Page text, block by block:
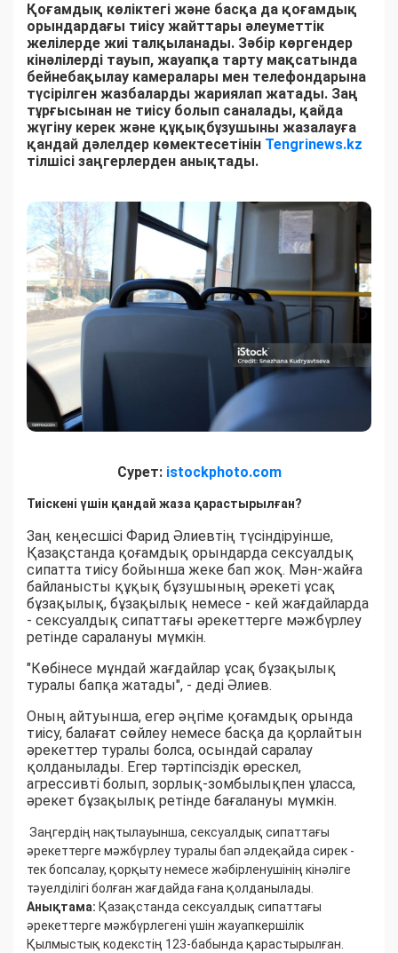
Қоғамдық көліктегі және басқа да қоғамдық
орындардағы тиісу жайттары әлеуметтік
желілерде жиі талқыланады. Зәбір көргендер
кінәлілерді тауып, жауапқа тарту мақсатында
бейнебақылау камералары мен телефондарына
түсірілген жазбаларды жариялап жатады. Заң
тұрғысынан не тиісу болып саналады, қайда
жүгіну керек және құқықбұзушыны жазалауға
қандай дәлелдер көмектесетінін Tengrinews.kz
тілшісі заңгерлерден анықтады.
Сурет: istockphoto.com
Тиіскені үшін қандай жаза қарастырылған?
Заң кеңесшісі Фарид Әлиевтің түсіндіруінше,
Қазақстанда қоғамдық орындарда сексуалдық
сипатта тиісу бойынша жеке бап жоқ. Мән-жайға
байланысты құқық бұзушының әрекеті ұсақ
бұзақылық, бұзақылық немесе - кей жағдайларда
- сексуалдық сипаттағы әрекеттерге мәжбүрлеу
ретінде саралануы мүмкін.
"Көбінесе мұндай жағдайлар ұсақ бұзақылық
туралы бапқа жатады", - деді Әлиев.
Оның айтуынша, егер әңгіме қоғамдық орында
тиісу, балағат сөйлеу немесе басқа да қорлайтын
әрекеттер туралы болса, осындай саралау
қолданылады. Егер тәртіпсіздік өрескел,
агрессивті болып, зорлық-зомбылықпен ұласса,
әрекет бұзақылық ретінде бағалануы мүмкін.
Заңгердің нақтылауынша, сексуалдық сипаттағы
әрекеттерге мәжбүрлеу туралы бап әлдеқайда сирек -
тек бопсалау, қорқыту немесе жәбірленушінің кінәліге
тәуелділігі болған жағдайда ғана қолданылады.
Анықтама: Қазақстанда сексуалдық сипаттағы
әрекеттерге мәжбүрлегені үшін жауапкершілік
Қылмыстық кодекстің 123-бабында қарастырылған.